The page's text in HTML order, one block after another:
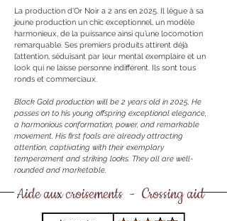
La production d'Or Noir a 2 ans en 2025. Il lègue à sa
jeune production un chic exceptionnel, un modèle
harmonieux, de la puissance ainsi qu’une locomotion
remarquable. Ses premiers produits attirent déjà
l’attention, séduisant par leur mental exemplaire et un
look qui ne laisse personne indifférent. Ils sont tous
ronds et commerciaux.
Black Gold production will be 2 years old in 2025. He
passes on to his young offspring exceptional elegance,
a harmonious conformation, power, and remarkable
movement. His first foals are already attracting
attention, captivating with their exemplary
temperament and striking looks. They all are well-
rounded and marketable.
Aide aux croisements - Crossing aid